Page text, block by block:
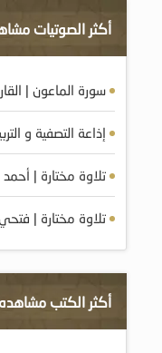
أكثر الصوتيات
سورة الماعون |
إذاعة التصفية و
تلاوة مختارة | أحمد
تلاوة مختارة |
أكثر الكتب مشاهده